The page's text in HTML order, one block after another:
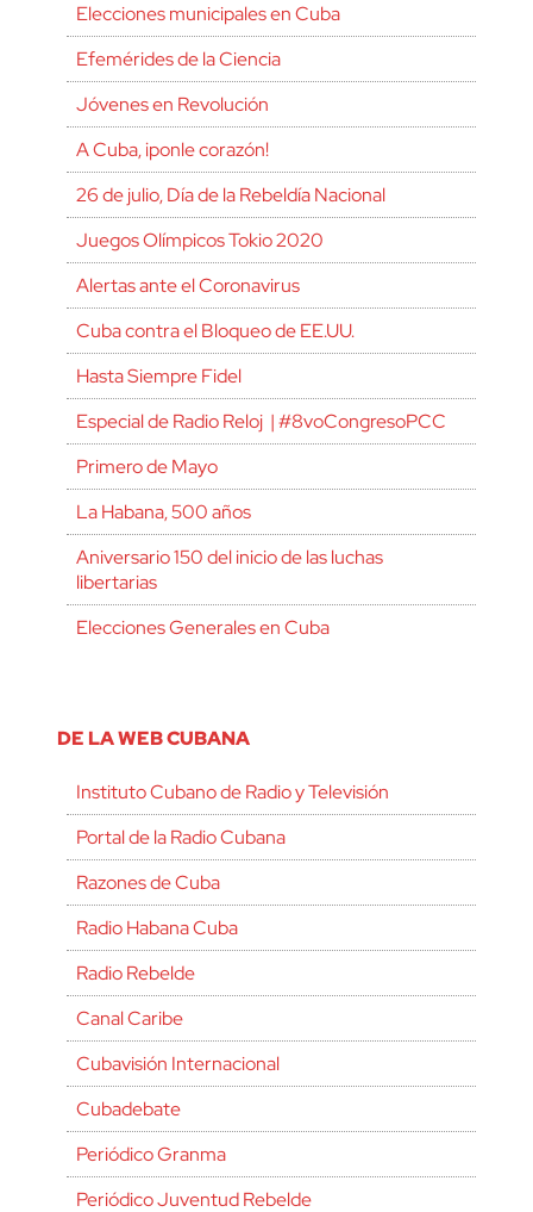
Elecciones municipales en Cuba
Efemérides de la Ciencia
Jóvenes en Revolución
A Cuba, ¡ponle corazón!
26 de julio, Día de la Rebeldía Nacional
Juegos Olímpicos Tokio 2020
Alertas ante el Coronavirus
Cuba contra el Bloqueo de EE.UU.
Hasta Siempre Fidel
Especial de Radio Reloj | #8voCongresoPCC
Primero de Mayo
La Habana, 500 años
Aniversario 150 del inicio de las luchas
libertarias
Elecciones Generales en Cuba
DE LA WEB CUBANA
Instituto Cubano de Radio y Televisión
Portal de la Radio Cubana
Razones de Cuba
Radio Habana Cuba
Radio Rebelde
Canal Caribe
Cubavisión Internacional
Cubadebate
Periódico Granma
Periódico Juventud Rebelde